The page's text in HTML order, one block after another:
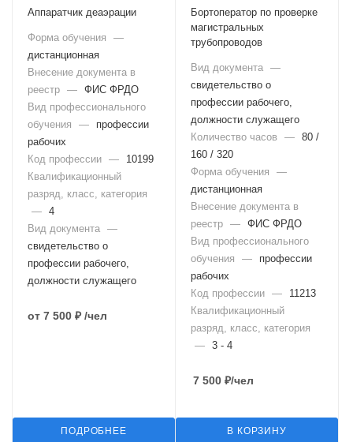
Аппаратчик деаэрации
Форма обучения
—
дистанционная
Внесение документа в
реестр — ФИС ФРДО
Вид профессионального
обучения
—
профессии
рабочих
Код профессии —
10199
Квалификационный
разряд, класс, категория
— 4
Вид документа —
свидетельство о
профессии рабочего,
должности служащего
от 7 500 ₽ /чел
ПОДРОБНЕЕ
Бортоператор по проверке
магистральных
трубопроводов
Вид документа —
свидетельство о
профессии рабочего,
должности служащего
Количество часов
— 80 /
160 / 320
Форма обучения
—
дистанционная
Внесение документа в
реестр — ФИС ФРДО
Вид профессионального
обучения
—
профессии
рабочих
Код профессии —
11213
Квалификационный
разряд, класс, категория
— 3 - 4
7 500 ₽/чел
В КОРЗИНУ